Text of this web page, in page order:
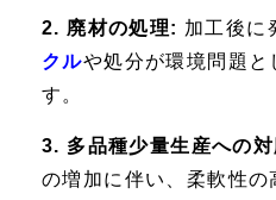
2. 廃材の処理: 加工後に
クルや処分が環境問題と
す。
3. 多品種少量生産への
の増加に伴い、柔軟性の